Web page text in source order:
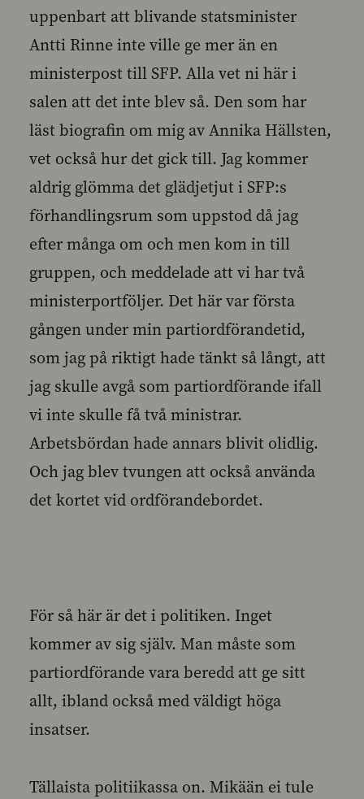
uppenbart att blivande statsminister
Antti Rinne inte ville ge mer än en
ministerpost till SFP. Alla vet ni här i
salen att det inte blev så. Den som har
läst biografin om mig av Annika Hällsten,
vet också hur det gick till. Jag kommer
aldrig glömma det glädjetjut i SFP:s
förhandlingsrum som uppstod då jag
efter många om och men kom in till
gruppen, och meddelade att vi har två
ministerportföljer. Det här var första
gången under min partiordförandetid,
som jag på riktigt hade tänkt så långt, att
jag skulle avgå som partiordförande ifall
vi inte skulle få två ministrar.
Arbetsbördan hade annars blivit olidlig.
Och jag blev tvungen att också använda
det kortet vid ordförandebordet.
För så här är det i politiken. Inget
kommer av sig själv. Man måste som
partiordförande vara beredd att ge sitt
allt, ibland också med väldigt höga
insatser.
Tällaista politiikassa on. Mikään ei tule